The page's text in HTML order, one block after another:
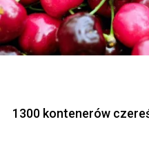
1300 kontenerów